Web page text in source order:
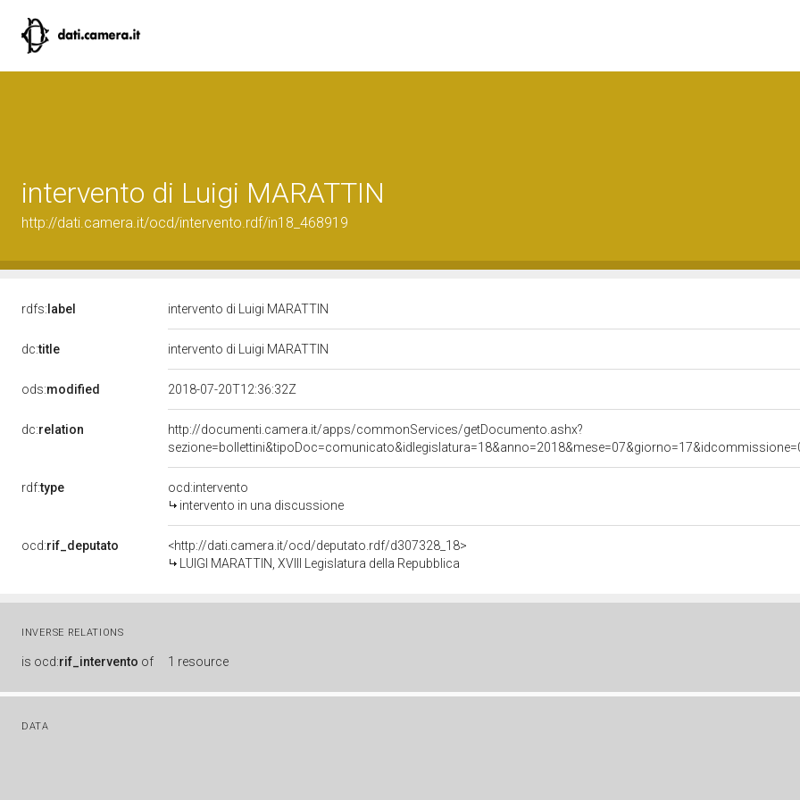
intervento di Luigi MARATTIN
http://dati.camera.it/ocd/intervento.rdf/in18_468919
rdfs: label intervento di Luigi MARATTIN
dc:title intervento di Luigi MARATTIN
ods:modified 2018-07-20T12:36:32Z
dc:relation
http://documenti.camera.it/apps/commonServices/getDocumento.ashx?
rdf:type
ocd:intervento
intervento in una discussione
ocd:rif_deputato
<http://dati.camera.it/ocd/deputato.rdf/d307328_18>
LUIGI MARATTIN, XVIII Legislatura della Repubblica
INVERSE RELATIONS
is ocd:rif_intervento of 1 resource
DATA